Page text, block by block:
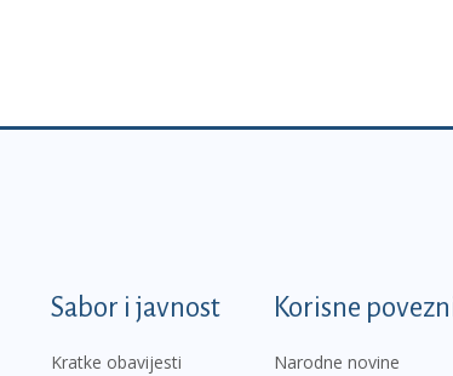
Sabor i javnost
Kratke obavijesti
Korisne
Narodne novine